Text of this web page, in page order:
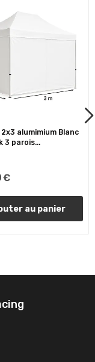
alumimium Blanc
3 parois...
€
au panier